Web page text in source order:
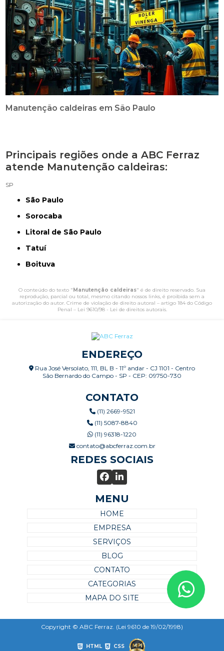
Manutenção caldeiras em São Paulo
Principais regiões onde a ABC Ferraz
atende Manutenção caldeiras:
SP
São Paulo
Sorocaba
Litoral de São Paulo
Tatuí
Boituva
O conteúdo do texto "Manutenção caldeiras" é de direito reservado. Sua
reprodução, parcial ou total, mesmo citando nossos links, é proibida sem a
autorização do autor. Crime de violação de direito autoral – artigo 184 do Código
Penal – Lei 9610/98 - Lei de direitos autorais.
ENDEREÇO
Rua José Versolato, 111, BL B - 11º andar - CJ 1101 - Centro
São Bernardo do Campo - SP - CEP: 09750-730
CONTATO
(11) 2669-9521
(11) 5087-8840
(11) 96318-1220
contato@abcferraz.com.br
REDES SOCIAIS
MENU
HOME
EMPRESA
SERVIÇOS
BLOG
CONTATO
CATEGORIAS
MAPA DO SITE
Copyright © ABC Ferraz. (Lei 9610 de 19/02/1998)
HTML CSS